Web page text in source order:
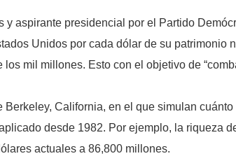
aspirante presidencial por el Partido
Unidos por cada dólar de su patrimonio
mil millones. Esto con el objetivo de
California, en el que simulan cuánto
desde 1982. Por ejemplo, la riqueza
actuales a 86,800 millones.